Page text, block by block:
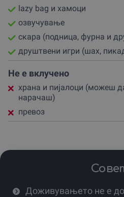
Паркинг има, а времето на
заминување се договара
ќе барате резервацијата на
Подари природа, подари
Подари доживување што не се
Совршен ваучер за парови,
Пикникот на Осоговските
Купи подарок ваучер преку
незаборавна емоција!
lazy bag и хамоци
озвучување
скара (подница, фурна и
друштвени игри (шах,
Не е вклучено
храна и пијалоци (можеш
нарачаш)
превоз
Доживувањето не е